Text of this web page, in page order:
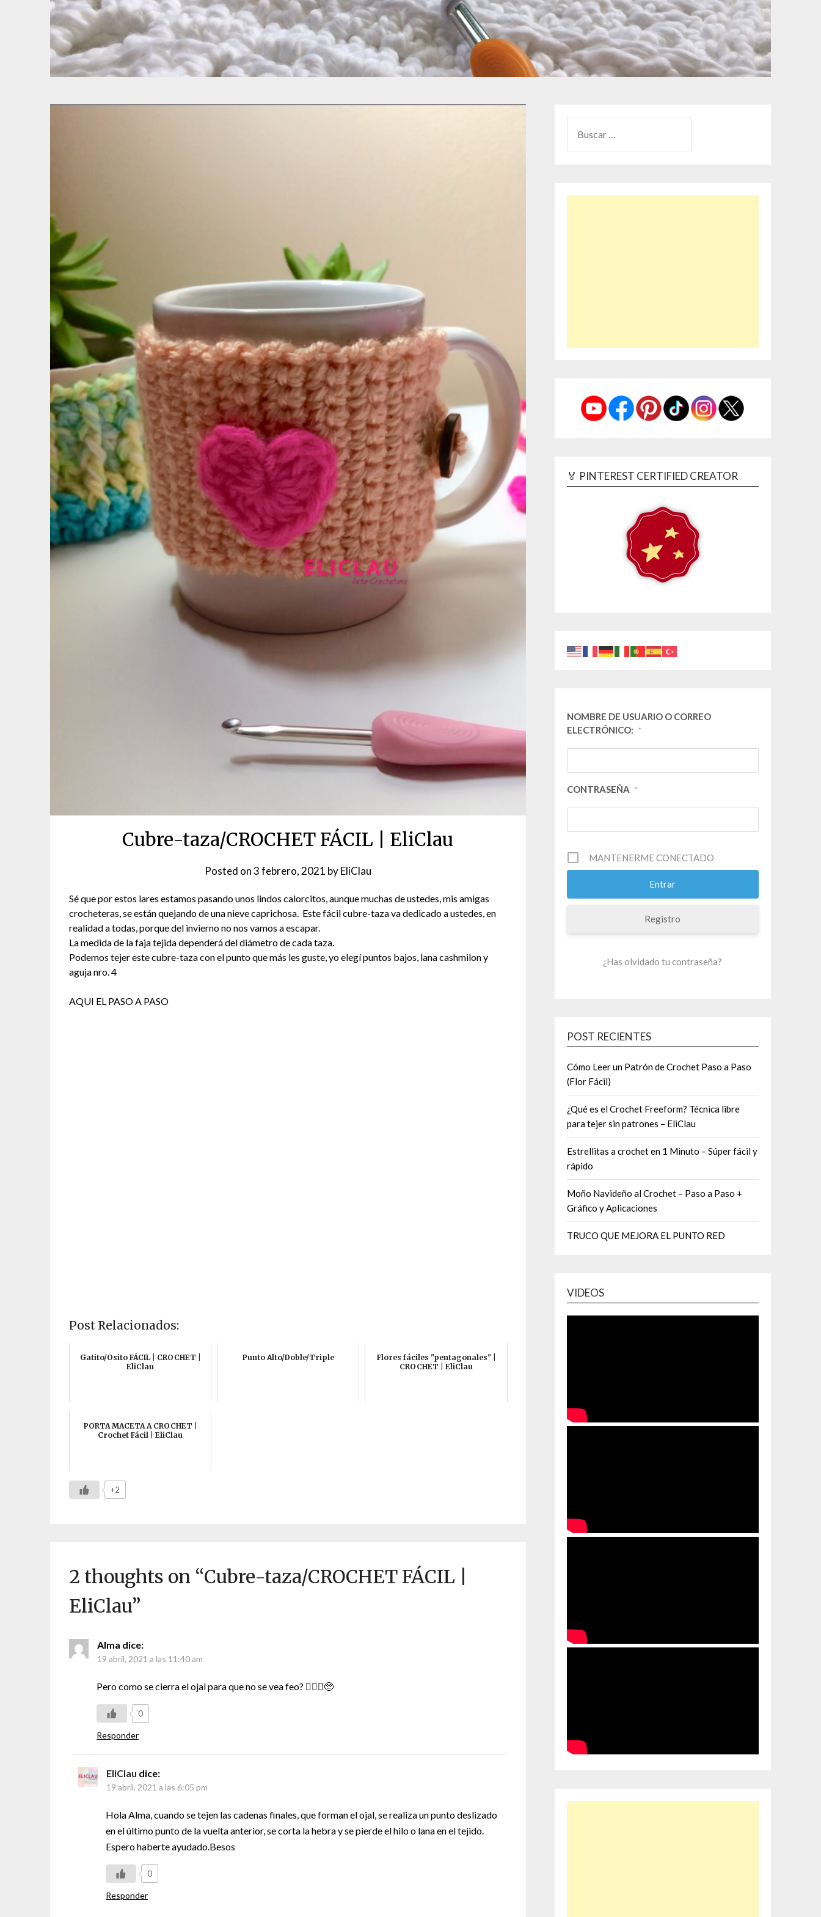
Cubre-taza/CROCHET FÁCIL | EliClau
Posted on3 febrero, 2021 byEliClau
Sé que por estos lares estamos pasando unos lindos calorcitos, aunque muchas de ustedes, mis amigas
crocheteras, se están quejando de una nieve caprichosa. Este fácil cubre-taza va dedicado a ustedes, en
realidad a todas, porque del invierno no nos vamos a escapar.
La medida de la faja tejida dependerá del diámetro de cada taza.
Podemos tejer este cubre-taza con el punto que más les guste, yo elegí puntos bajos, lana cashmilon y
aguja nro. 4
AQUI EL PASO A PASO
Post Relacionados:
Gatito/Osito FÁCIL | CROCHET |
EliClau
Punto Alto/Doble/Triple
Flores fáciles "pentagonales" |
CROCHET | EliClau
PORTA MACETA A CROCHET |
Crochet Fácil | EliClau
+2
2 thoughts on “Cubre-taza/CROCHET FÁCIL |
EliClau”
Alma dice:
19 abril, 2021 a las 11:40 am
Pero como se cierra el ojal para que no se vea feo? 🙇🏻‍♀️🥺
0
Responder
EliClau dice:
19 abril, 2021 a las 6:05 pm
Hola Alma, cuando se tejen las cadenas finales, que forman el ojal, se realiza un punto deslizado
en el último punto de la vuelta anterior, se corta la hebra y se pierde el hilo o lana en el tejido.
Espero haberte ayudado.Besos
0
Responder
🏅 PINTEREST CERTIFIED CREATOR
NOMBRE DE USUARIO O CORREO
ELECTRÓNICO: *
CONTRASEÑA *
MANTENERME CONECTADO
Registro
¿Has olvidado tu contraseña?
POST RECIENTES
Cómo Leer un Patrón de Crochet Paso a Paso
(Flor Fácil)
¿Qué es el Crochet Freeform? Técnica libre
para tejer sin patrones – EliClau
Estrellitas a crochet en 1 Minuto – Súper fácil y
rápido
Moño Navideño al Crochet – Paso a Paso +
Gráfico y Aplicaciones
TRUCO QUE MEJORA EL PUNTO RED
VIDEOS